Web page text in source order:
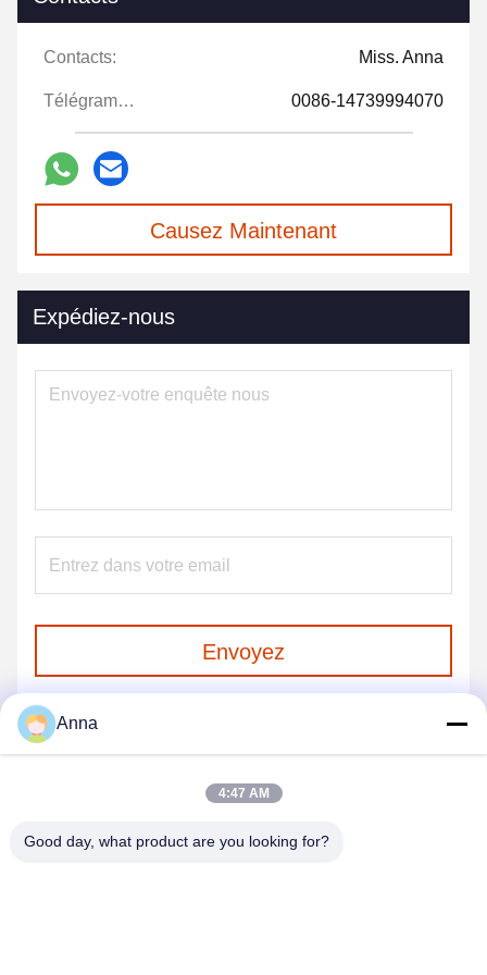
Contacts: Miss. Anna
Télégramme: 0086-14739994070
Causez Maintenant
Expédiez-nous
Envoyez
Anna
4:47 AM
Good day, what product are you looking for?